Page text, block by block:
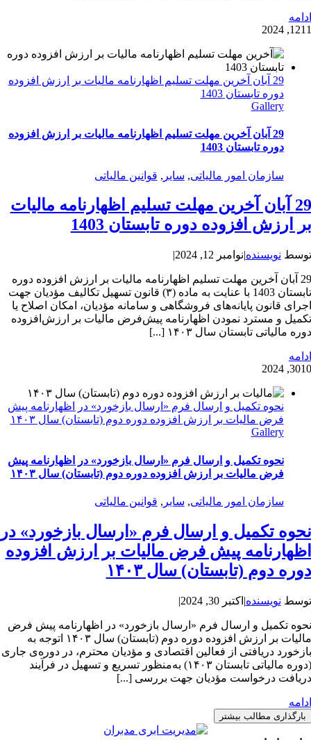
ادامه
1211, 2024
29 آبان آخرین مهلت تسلیم اظهارنامه مالیات بر ارزش افزوده
دوره تابستان 1403
Gallery
29 آبان آخرین مهلت تسلیم اظهارنامه مالیات بر ارزش افزوده
دوره تابستان 1403
سازمان امور مالیاتی, سایر , قوانین مالیاتی
29 آبان آخرین مهلت تسلیم اظهارنامه مالیات
بر ارزش افزوده دوره تابستان 1403
توسط نویسنده|نوامبر 12, 2024 |
29 آبان آخرین مهلت تسلیم اظهارنامه مالیات بر ارزش افزوده دوره
تابستان 1403 با عنایت به ماده (۳) قانون تسهیل تکالیف مؤدیان جهت
اجرای قانون پایانه‌های فروشگاهی و سامانه مؤدیان، امکان اصلاح یا
تکمیل و مسترد نمودن اظهارنامه پیش‌فرض مالیات بر ارزش‌افزوده
دوره مالیاتی تابستان سال ۱۴۰۳ [...]
ادامه
3010, 2024
نحوه تکمیل و ارسال فرم «ارسال بازخورد» در اظهارنامه پیش
فرض مالیات بر ارزش افزوده دوره دوم (تابستان) سال ۱۴۰۳
Gallery
نحوه تکمیل و ارسال فرم «ارسال بازخورد» در اظهارنامه پیش
فرض مالیات بر ارزش افزوده دوره دوم (تابستان) سال ۱۴۰۳
سازمان امور مالیاتی, سایر , قوانین مالیاتی
نحوه تکمیل و ارسال فرم «ارسال بازخورد» در
اظهارنامه پیش فرض مالیات بر ارزش افزوده
دوره دوم (تابستان) سال ۱۴۰۳
توسط نویسنده| اکتبر 30, 2024 |
نحوه تکمیل و ارسال فرم «ارسال بازخورد» در اظهارنامه پیش فرض
مالیات بر ارزش افزوده دوره دوم (تابستان) سال ۱۴۰۳ اتوجه به
بازخورد دریافتی از فعالین اقتصادی و مؤدیان محترم، در دوره‌ی جاری
(دوره مالیاتی تابستان ۱۴۰۳) به‌منظور تسریع و تسهیل در فرآیند
دریافت درخواست مؤدیان جهت بررسی [...]
ادامه
بارگذاری مطالب بیشتر